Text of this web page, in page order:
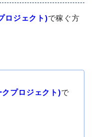
ロジェクト)で稼ぐ方
プロジェクト)で